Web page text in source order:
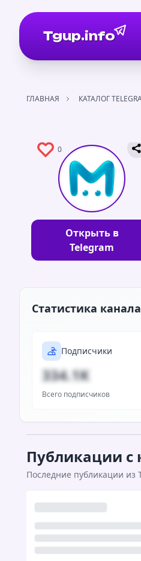
Tgup.info
ГЛАВНАЯ КАТАЛОГ
0
Открыть в
Telegram
Статистика канала
Подписчики
334.1K
Всего подписчиков
Публикации с
Последние публикации из